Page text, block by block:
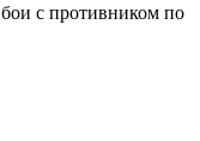
с противником по